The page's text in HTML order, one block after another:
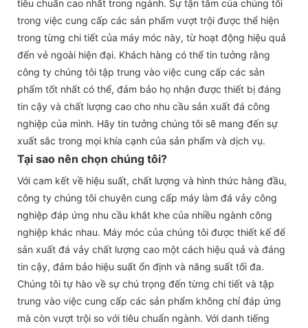
tiêu chuẩn cao nhất trong ngành. Sự tận tâm của chúng tôi
trong việc cung cấp các sản phẩm vượt trội được thể hiện
trong từng chi tiết của máy móc này, từ hoạt động hiệu quả
đến vẻ ngoài hiện đại. Khách hàng có thể tin tưởng rằng
công ty chúng tôi tập trung vào việc cung cấp các sản
phẩm tốt nhất có thể, đảm bảo họ nhận được thiết bị đáng
tin cậy và chất lượng cao cho nhu cầu sản xuất đá công
nghiệp của mình. Hãy tin tưởng chúng tôi sẽ mang đến sự
xuất sắc trong mọi khía cạnh của sản phẩm và dịch vụ.
Tại sao nên chọn chúng tôi?
Với cam kết về hiệu suất, chất lượng và hình thức hàng đầu,
công ty chúng tôi chuyên cung cấp máy làm đá vảy công
nghiệp đáp ứng nhu cầu khắt khe của nhiều ngành công
nghiệp khác nhau. Máy móc của chúng tôi được thiết kế để
sản xuất đá vảy chất lượng cao một cách hiệu quả và đáng
tin cậy, đảm bảo hiệu suất ổn định và năng suất tối đa.
Chúng tôi tự hào về sự chú trọng đến từng chi tiết và tập
trung vào việc cung cấp các sản phẩm không chỉ đáp ứng
mà còn vượt trội so với tiêu chuẩn ngành. Với danh tiếng